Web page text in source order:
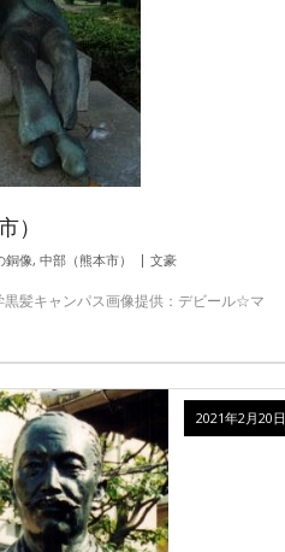
）
銅像, 中部（熊本市） 文豪
髪キャンパス画像提供：デビール☆マ
2021年2月20日